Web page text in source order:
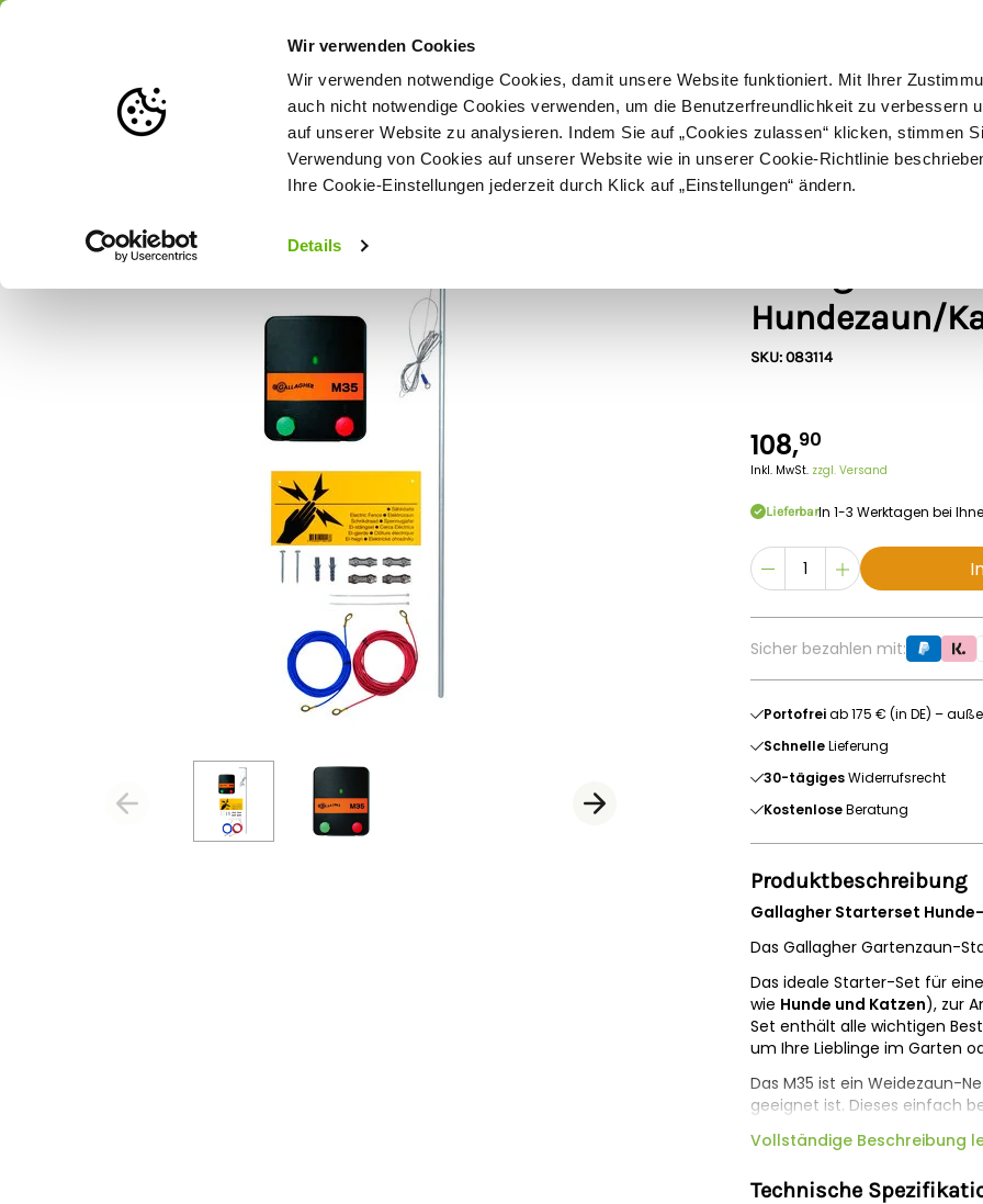
Wir verwenden Cookies
Wir verwenden notwendige Cookies, damit unsere Website funktioniert. Mit Ihrer
auch nicht notwendige Cookies verwenden, um die Benutzerfreundlichkeit zu verbessern
auf unserer Website zu analysieren. Indem Sie auf „Cookies zulassen“ klicken, stimmen
Verwendung von Cookies auf unserer Website wie in unserer Cookie-Richtlinie
Ihre Cookie-Einstellungen jederzeit durch Klick auf „Einstellungen“ ändern.
Details
Weidezaun Zaunlösungen nach Tierart Schermaschinen Futter- & Tränkesysteme Haus, Hof
Hundezaun/
SKU: 083114
108,90
Inkl. MwSt. zzgl. Versand
LieferbarIn 1-3 Werktagen bei
Sicher bezahlen mit:
Portofreiab 175 € (in DE) –
SchnelleLieferung
30-tägigesWiderrufsrecht
KostenloseBeratung
Produktbeschreibung
Gallagher Starterset
Das Gallagher Gartenzaun-
Das ideale Starter-Set für
wie Hunde und Katzen), zur
Set enthält alle wichtigen
um Ihre Lieblinge im Garten
Das M35 ist ein Weidezaun-
geeignet ist. Dieses einfach
halten, oder zum Schutz vor
Dieses Starterset besteht
Vollständige Beschreibung
Technische